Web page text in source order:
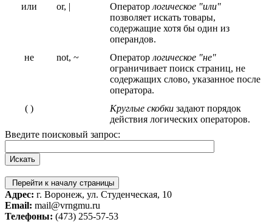
или
or, | Оператор логическое "или"
позволяет искать товары,
содержащие хотя бы один из
операндов.
не
not, ~ Оператор логическое "не"
ограничивает поиск страниц, не
содержащих слово, указанное после
оператора.
( )
Круглые скобки задают порядок
действия логических операторов.
Введите поисковый запрос:
Перейти к началу страницы
Адрес: г. Воронеж, ул. Студенческая, 10
Email: mail@vrngmu.ru
Телефоны: (473) 255-57-53